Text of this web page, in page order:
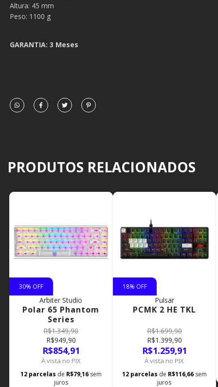
Altura: 45 mm
Peso: 1100 g
GARANTIA: 3 Meses
PRODUTOS RELACIONADOS
30% OFF
Arbiter Studio
Polar 65 Phantom
Series
R$1.349,90
R$949,90
R$854,91
À vista no PIX
12 parcelas de R$79,16 sem
juros
18% OFF
Pulsar
PCMK 2 HE TKL
R$1.699,90
R$1.399,90
R$1.259,91
À vista no PIX
12 parcelas de R$116,66 sem
juros